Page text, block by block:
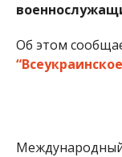
Об этом